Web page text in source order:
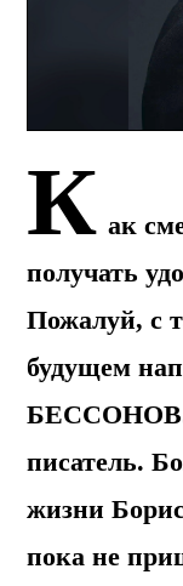
К ак
получать
Пожалуй, с
будущем
БЕССОНОВ.
писатель.
жизни
пока не